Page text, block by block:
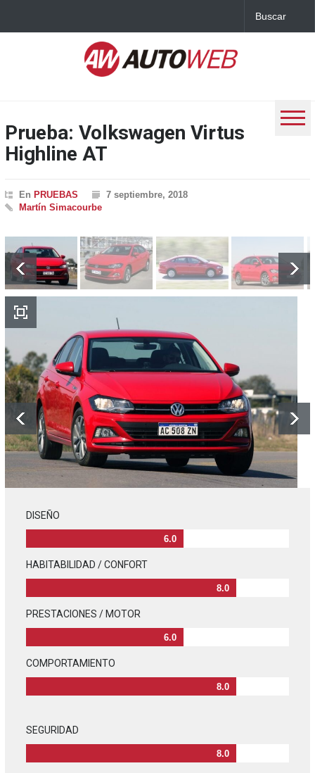
Prueba: Volkswagen Virtus
Highline AT
En PRUEBAS
7 septiembre, 2018
Martín Simacourbe
DISEÑO
6.0
HABITABILIDAD / CONFORT
8.0
PRESTACIONES / MOTOR
6.0
COMPORTAMIENTO
8.0
SEGURIDAD
8.0